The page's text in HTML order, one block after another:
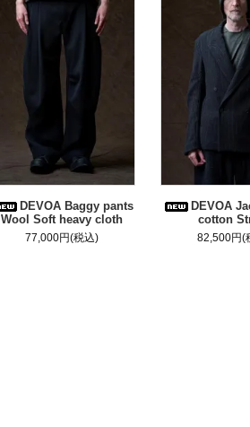
DEVOA Baggy pants
Wool Soft heavy cloth
77,000円(税込)
DEVOA
cotton
82,500円(